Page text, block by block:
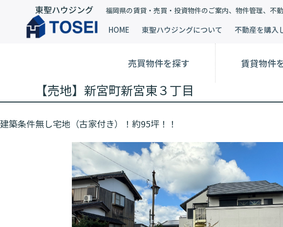
東聖ハウジング 福岡県の賃貸・売買・投資物件のご案内、物件管理、不
HOME 東聖ハウジングについて 不動産を購入
売買物件を探す 賃貸物件
【売地】新宮町新宮東３丁目
建築条件無し宅地（古家付き）！約95坪！！